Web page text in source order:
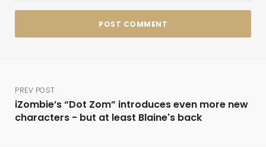
PREV POST
iZombie’s “Dot Zom” introduces even more new
characters - but at least Blaine's back